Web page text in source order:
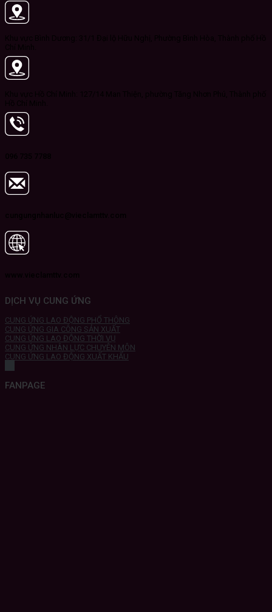
DỊCH VỤ CUNG ỨNG
CUNG ỨNG LAO ĐỘNG PHỔ THÔNG
CUNG ỨNG GIA CÔNG SẢN XUẤT
CUNG ỨNG LAO ĐỘNG THỜI VỤ
CUNG ỨNG NHÂN LỰC CHUYÊN MÔN
CUNG ỨNG LAO ĐỘNG XUẤT KHẨU
FANPAGE